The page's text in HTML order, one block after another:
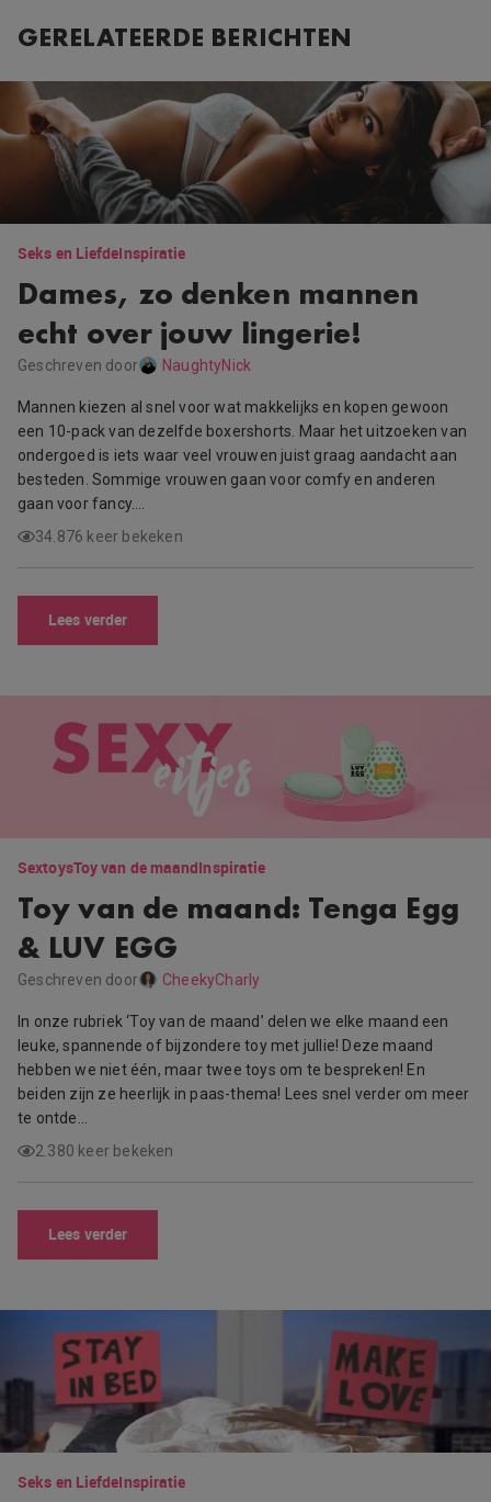
GERELATEERDE BERICHTEN
Seks en LiefdeInspiratie
Dames, zo denken mannen
echt over jouw lingerie!
Geschreven door NaughtyNick
Mannen kiezen al snel voor wat makkelijks en kopen gewoon
een 10-pack van dezelfde boxershorts. Maar het uitzoeken van
ondergoed is iets waar veel vrouwen juist graag aandacht aan
besteden. Sommige vrouwen gaan voor comfy en anderen
gaan voor fancy….
34.876 keer bekeken
Lees verder
SextoysToy van de maandInspiratie
Toy van de maand: Tenga Egg
& LUV EGG
Geschreven door CheekyCharly
In onze rubriek ‘Toy van de maand’ delen we elke maand een
leuke, spannende of bijzondere toy met jullie! Deze maand
hebben we niet één, maar twee toys om te bespreken! En
beiden zijn ze heerlijk in paas-thema! Lees snel verder om meer
te ontde…
2.380 keer bekeken
Lees verder
Seks en LiefdeInspiratie